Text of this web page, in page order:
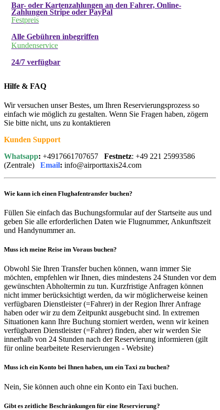
Bar- oder Kartenzahlungen an den Fahrer, Online-
Zahlungen Stripe oder PayPal
Festpreis
Alle Gebühren inbegriffen
Kundenservice
24/7 verfügbar
Hilfe & FAQ
Wir versuchen unser Bestes, um Ihren Reservierungsprozess so
einfach wie möglich zu gestalten. Wenn Sie Fragen haben, zögern
Sie bitte nicht, uns zu kontaktieren
Kunden Support
Whatsapp: +4917661707657 Festnetz: +49 221 25993586
(Zentrale) Email: info@airporttaxis24.com
Wie kann ich einen Flughafentransfer buchen?
Füllen Sie einfach das Buchungsformular auf der Startseite aus und
geben Sie alle erforderlichen Daten wie Flugnummer, Ankunftszeit
und Handynummer an.
Muss ich meine Reise im Voraus buchen?
Obwohl Sie Ihren Transfer buchen können, wann immer Sie
möchten, empfehlen wir Ihnen, dies mindestens 24 Stunden vor dem
gewünschten Abholtermin zu tun. Kurzfristige Anfragen können
nicht immer berücksichtigt werden, da wir möglicherweise keinen
verfügbaren Dienstleister (=Fahrer) in der Region Ihrer Anfrage
haben oder wir zu dem Zeitpunkt ausgebucht sind. In extremen
Situationen kann Ihre Buchung storniert werden, wenn wir keinen
verfügbaren Dienstleister (=Fahrer) finden, aber wir werden Sie
innerhalb von 24 Stunden nach der Reservierung informieren (gilt
für online bearbeitete Reservierungen - Website)
Muss ich ein Konto bei Ihnen haben, um ein Taxi zu buchen?
Nein, Sie können auch ohne ein Konto ein Taxi buchen.
Gibt es zeitliche Beschränkungen für eine Reservierung?